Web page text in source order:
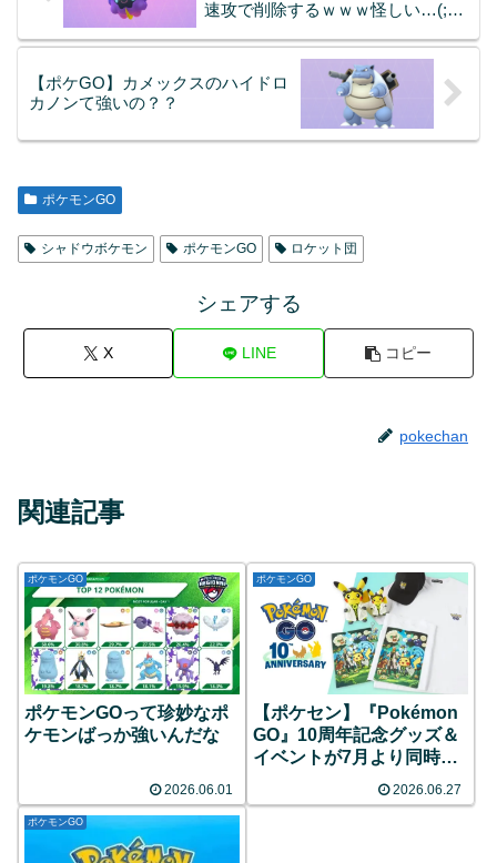
速攻で削除するｗｗｗ怪しい…(;´･
【ポケGO】カメックスのハイドロ
カノンて強いの？？
ポケモンGO
シャドウボケモン ポケモンGO ロケット団
シェアする
X LINE コピー
pokechan
関連記事
ポケモンGO
ポケモンGOって珍妙なポ
ケモンばっか強いんだな
2026.06.01
ポケモンGO
【ポケセン】『Pokémon
GO』10周年記念グッズ＆
イベントが7月より同時開
催！限定ピカチュウのグリ
ーティングや特別なレイド
2026.06.27
ポケモンGO